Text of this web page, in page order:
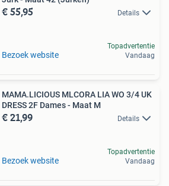
€ 55,95 Details
Bezoek website
Topadvertentie
Vandaag
MAMA.LICIOUS MLCORA LIA WO 3/4 UK
DRESS 2F Dames - Maat M
€ 21,99 Details
Bezoek website
Topadvertentie
Vandaag